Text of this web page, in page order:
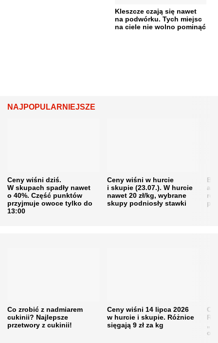
Kleszcze czają się nawet
na podwórku. Tych miejsc
na ciele nie wolno pominąć
NAJPOPULARNIEJSZE
Ceny wiśni dziś.
W skupach spadły nawet
o 40%. Część punktów
przyjmuje owoce tylko do
13:00
Ceny wiśni w hurcie
i skupie (23.07.). W hurcie
nawet 20 zł/kg, wybrane
skupy podniosły stawki
Co zrobić z nadmiarem
cukinii? Najlepsze
przetwory z cukinii!
Ceny wiśni 14 lipca 2026
w hurcie i skupie. Różnice
sięgają 9 zł za kg